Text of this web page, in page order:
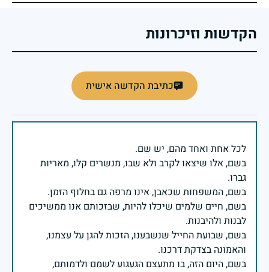
הקדשות וזיכרונות
כתיבת הקדשה אישית
בשם, אלו שיצאו לקרב ולא שבו, מנשרים קלו, מאריות
בשם, חיים שלמים שיכלו להיות, שבזכותם אנו ממשיכים
בשם, שבועת החייל שנשבענו, הזכות להגן על עצמנו,
בשם, היום הזה, בו מתעצם הגעגוע לשמם ולדמותם,